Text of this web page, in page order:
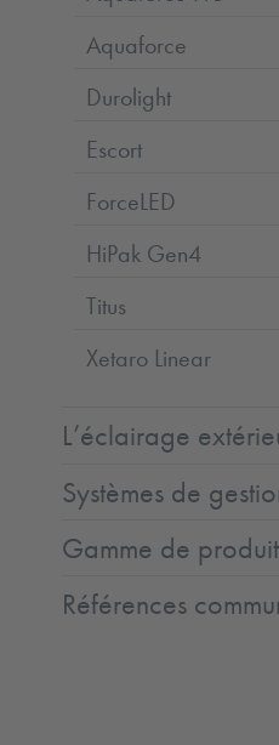
Aquaforce
Durolight
Escort
ForceLED
HiPak Gen4
Titus
Xetaro Linear
L’éclairage
Systèmes de
Gamme de
Références